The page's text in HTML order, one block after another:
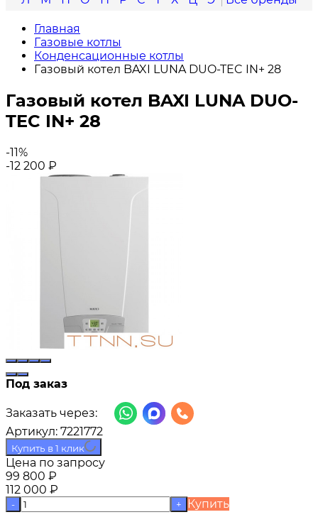
Главная
Газовые котлы
Конденсационные котлы
Газовый котел BAXI LUNA DUO-TEC IN+ 28
Газовый котел BAXI LUNA DUO-
TEC IN+ 28
-11%
-12 200 ₽
Под заказ
Заказать через:
Артикул: 7221772
Купить в 1 клик
Цена по запросу
99 800 ₽
112 000 ₽
- +
Купить